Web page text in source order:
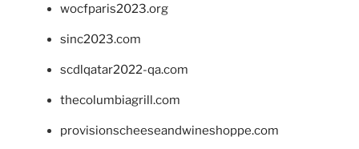
wocfparis2023.org
sinc2023.com
scdlqatar2022-qa.com
thecolumbiagrill.com
provisionscheeseandwineshoppe.com